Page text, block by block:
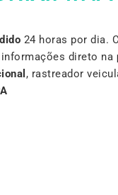
24 horas por dia.
direto na
, rastreador